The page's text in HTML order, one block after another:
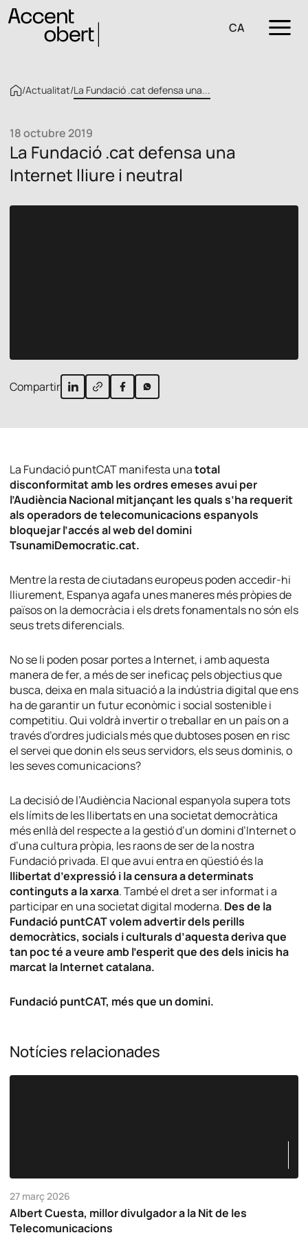
CA
/Actualitat/La Fundació .cat defensa una...
18 octubre 2019
La Fundació .cat defensa una
Internet lliure i neutral
Compartir
La Fundació puntCAT manifesta unatotal
disconformitat amb les ordres emeses avui per
l’Audiència Nacional mitjançant les quals s’ha requerit
als operadors de telecomunicacions espanyols
bloquejar l’accés al web del domini
TsunamiDemocratic.cat.
Mentre la resta de ciutadans europeus poden accedir-hi
lliurement, Espanya agafa unes maneres més pròpies de
països on la democràcia i els drets fonamentals no són els
seus trets diferencials.
No se li poden posar portes a Internet, i amb aquesta
manera de fer, a més de ser ineficaç pels objectius que
busca, deixa en mala situació a la indústria digital que ens
ha de garantir un futur econòmic i social sostenible i
competitiu. Qui voldrà invertir o treballar en un país on a
través d’ordres judicials més que dubtoses posen en risc
el servei que donin els seus servidors, els seus dominis, o
les seves comunicacions?
La decisió de l’Audiència Nacional espanyola supera tots
els límits de les llibertats en una societat democràtica
més enllà del respecte a la gestió d’un domini d’Internet o
d’una cultura pròpia, les raons de ser de la nostra
Fundació privada. El que avui entra en qüestió és la
llibertat d’expressió i la censura a determinats
continguts a la xarxa. També el dret a ser informat i a
participar en una societat digital moderna. Des de la
Fundació puntCAT volem advertir dels perills
democràtics, socials i culturals d’aquesta deriva que
tan poc té a veure amb l’esperit que des dels inicis ha
marcat la Internet catalana.
Fundació puntCAT, més que un domini.
Notícies relacionades
27 març 2026
Albert Cuesta, millor divulgador a la Nit de les
Telecomunicacions